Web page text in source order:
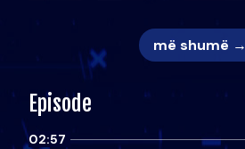
më shumë →
Episode
02:57